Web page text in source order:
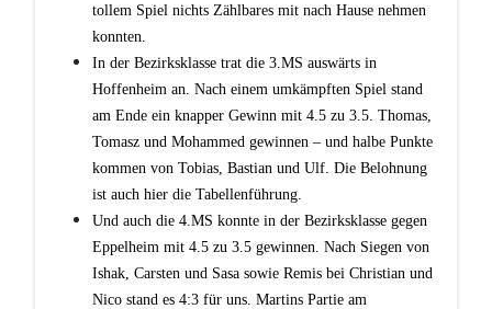
tollem Spiel nichts Zählbares mit nach Hause nehmen
konnten.
In der Bezirksklasse trat die 3.MS auswärts in
Hoffenheim an. Nach einem umkämpften Spiel stand
am Ende ein knapper Gewinn mit 4.5 zu 3.5. Thomas,
Tomasz und Mohammed gewinnen – und halbe Punkte
kommen von Tobias, Bastian und Ulf. Die Belohnung
ist auch hier die Tabellenführung.
Und auch die 4.MS konnte in der Bezirksklasse gegen
Eppelheim mit 4.5 zu 3.5 gewinnen. Nach Siegen von
Ishak, Carsten und Sasa sowie Remis bei Christian und
Nico stand es 4:3 für uns. Martins Partie am